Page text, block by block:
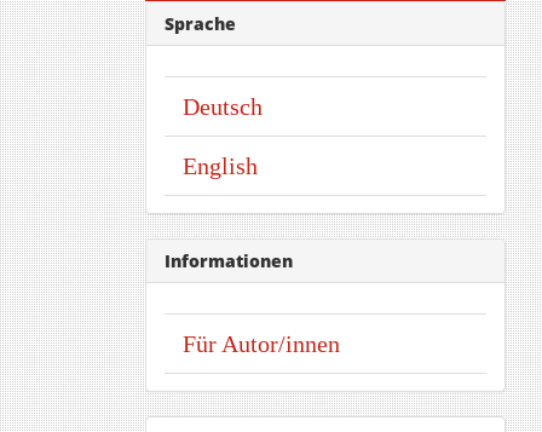
Sprache
Deutsch
English
Informationen
Für Autor/innen
Beitrag